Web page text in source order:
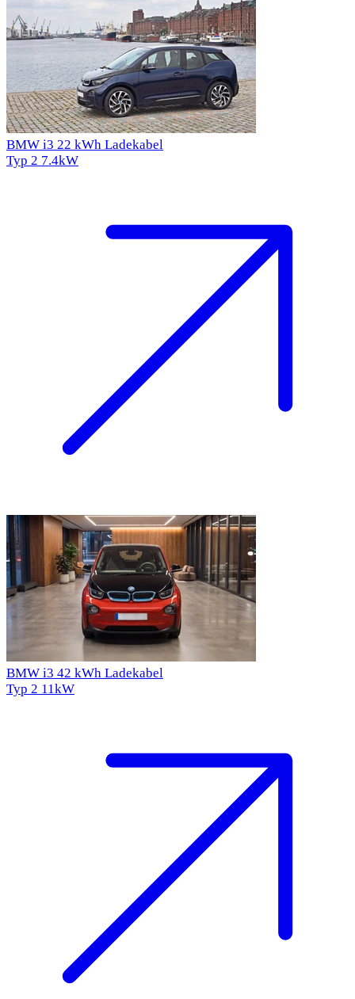
BMW i3 22 kWh Ladekabel
Typ 2 7.4kW
BMW i3 42 kWh Ladekabel
Typ 2 11kW